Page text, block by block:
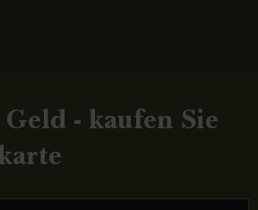
- kaufen Sie